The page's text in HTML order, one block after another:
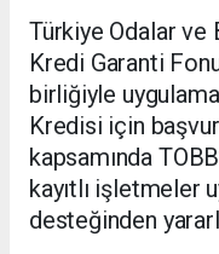
Türkiye Odalar ve
Kredi Garanti
birliğiyle
Kredisi için
kapsamında
kayıtlı işletmeler
desteğinden